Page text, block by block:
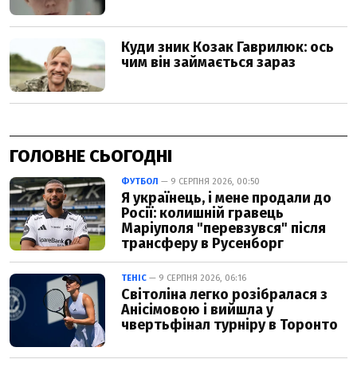
ГОЛОВНЕ СЬОГОДНІ
ФУТБОЛ — 9 СЕРПНЯ 2026, 00:50
Я українець, і мене продали до
Росії: колишній гравець
Маріуполя "перевзувся" після
трансферу в Русенборг
ТЕНІС — 9 СЕРПНЯ 2026, 06:16
Світоліна легко розібралася з
Анісімовою і вийшла у
чвертьфінал турніру в Торонто